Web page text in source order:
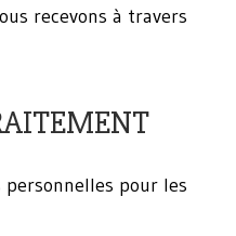
recevons à travers
pour les